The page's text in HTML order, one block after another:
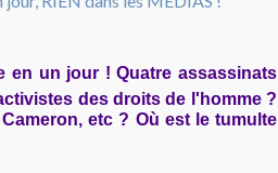
en un jour ! Quatre assassinats
des droits de l'homme ?
etc ? Où est le tumulte